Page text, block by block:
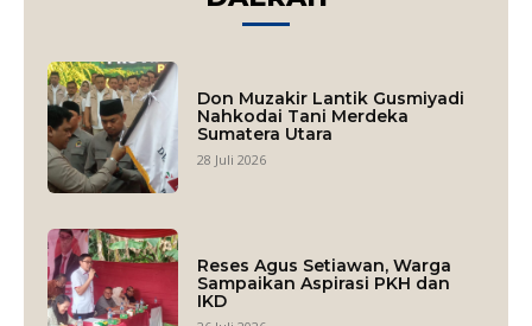
Don Muzakir Lantik Gusmiyadi
Nahkodai Tani Merdeka
Sumatera Utara
28 Juli 2026
Reses Agus Setiawan, Warga
Sampaikan Aspirasi PKH dan
IKD